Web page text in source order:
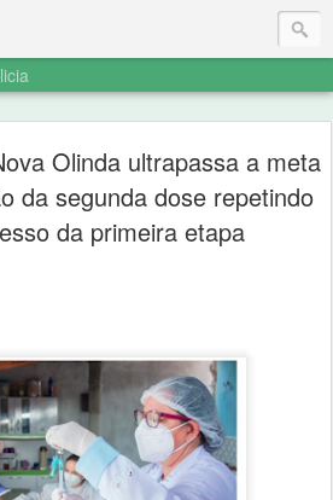
Olinda ultrapassa a meta
da segunda dose repetindo
da primeira etapa